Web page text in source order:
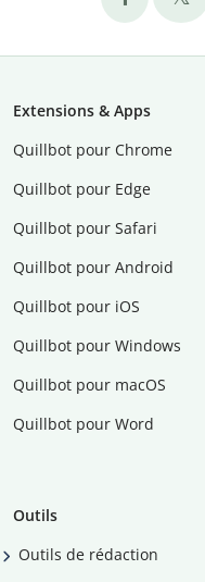
Extensions & Apps
Quillbot pour Chrome
Quillbot pour Edge
Quillbot pour Safari
Quillbot pour Android
Quillbot pour iOS
Quillbot pour Windows
Quillbot pour macOS
Quillbot pour Word
Outils
Outils de rédaction